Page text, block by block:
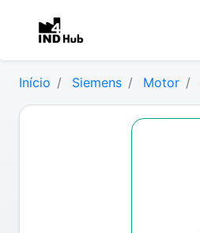
Início Siemens Motor